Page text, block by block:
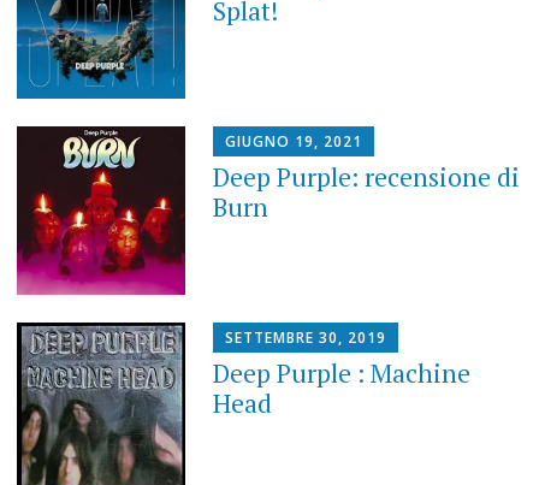
Splat!
GIUGNO 19, 2021
Deep Purple: recensione di
Burn
SETTEMBRE 30, 2019
Deep Purple : Machine
Head